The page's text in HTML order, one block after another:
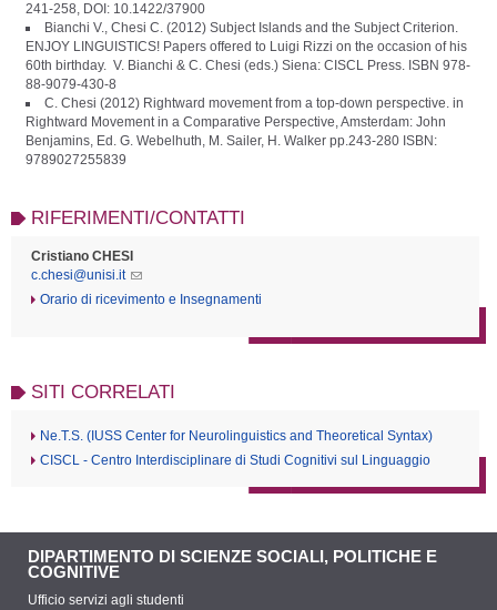
241-258, DOI: 10.1422/37900
Bianchi V., Chesi C. (2012) Subject Islands and the Subject Criterion.
ENJOY LINGUISTICS! Papers offered to Luigi Rizzi on the occasion of his
60th birthday. V. Bianchi & C. Chesi (eds.) Siena: CISCL Press. ISBN 978-
88-9079-430-8
C. Chesi (2012) Rightward movement from a top-down perspective. in
Rightward Movement in a Comparative Perspective, Amsterdam: John
Benjamins, Ed. G. Webelhuth, M. Sailer, H. Walker pp.243-280 ISBN:
9789027255839
RIFERIMENTI/CONTATTI
Cristiano CHESI
c.chesi@unisi.it
Orario di ricevimento e Insegnamenti
SITI CORRELATI
Ne.T.S. (IUSS Center for Neurolinguistics and Theoretical Syntax)
CISCL - Centro Interdisciplinare di Studi Cognitivi sul Linguaggio
DIPARTIMENTO DI SCIENZE SOCIALI, POLITICHE E
COGNITIVE
Ufficio servizi agli studenti